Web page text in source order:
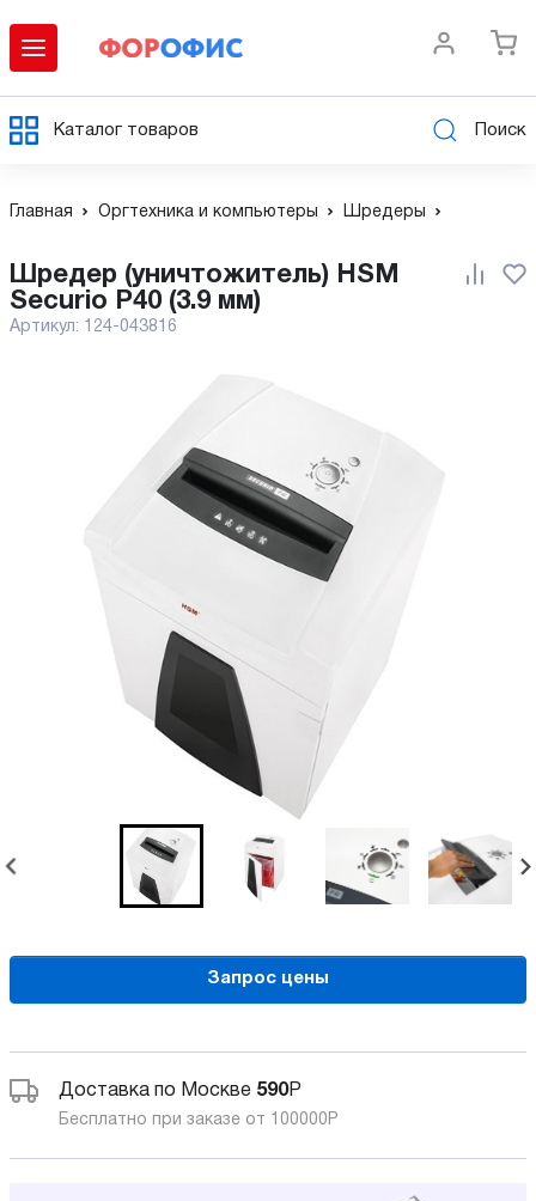
Каталог товаров Поиск
Главная Оргтехника и компьютеры Шредеры
Шредер (уничтожитель) HSM
Securio P40 (3.9 мм)
Артикул: 124-043816
Запрос цены
Доставка по Москве 590Р
Бесплатно при заказе от 100000 Р